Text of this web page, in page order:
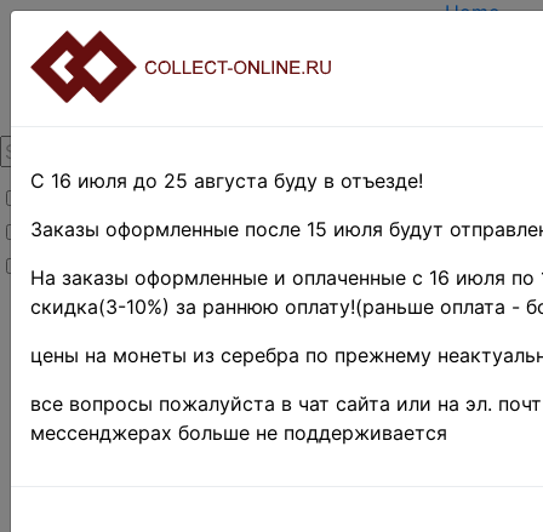
Товары со скидкой
Товары в наличии
Новинки
Home
TERMS
Home»
»Coins»
Иностранные
монеты»
Europe»
С 16 июля до 25 августа буду в отъезде!
Заказы оформленные после 15 июля будут
На заказы оформленные и оплаченные с 16 июля по
скидка(3-10%) за раннюю оплату!(раньше оплата -
цены на монеты из серебра по прежнему
все вопросы пожалуйста в чат сайта или на эл.
мессенджерах больше не поддерживается